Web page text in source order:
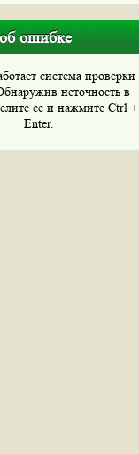
ошибке
система проверки
неточность в
ее и нажмите Ctrl +
Enter.